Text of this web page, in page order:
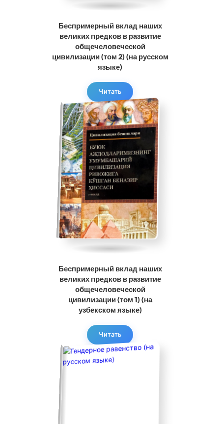
Беспримерный вклад наших
великих предков в развитие
общечеловеческой
цивилизации (том 2) (на русском
языке)
Читать
Беспримерный вклад наших
великих предков в развитие
общечеловеческой
цивилизации (том 1) (на
узбекском языке)
Читать